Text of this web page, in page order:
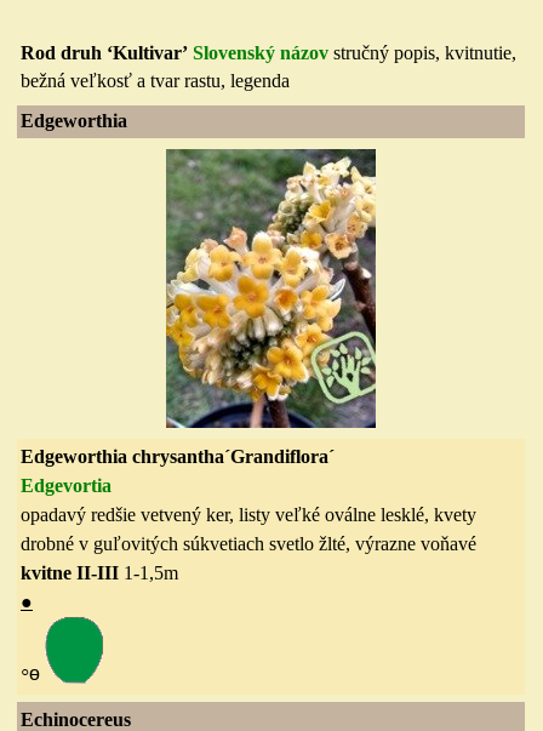
Rod druh ‘Kultivar’ Slovenský názov stručný popis, kvitnutie,
bežná veľkosť a tvar rastu, legenda
Edgeworthia
Edgeworthia chrysantha´Grandiflora´
Edgevortia
opadavý redšie vetvený ker, listy veľké oválne lesklé, kvety
drobné v guľovitých súkvetiach svetlo žlté, výrazne voňavé
kvitne II-III 1-1,5m
●
◦ө
Echinocereus